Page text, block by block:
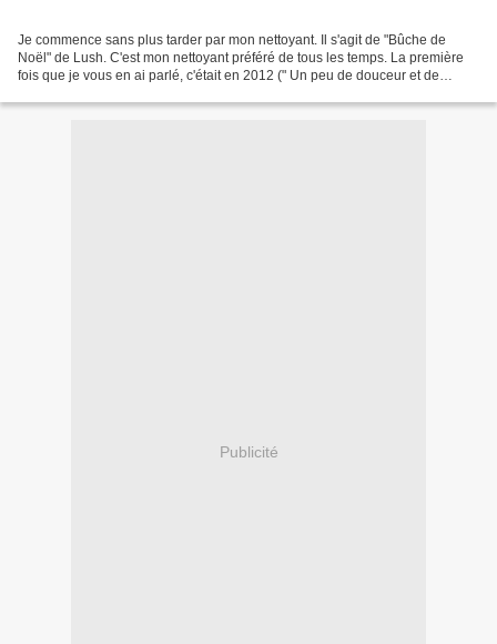
Je commence sans plus tarder par mon nettoyant. Il s'agit de "Bûche de
Noël" de Lush. C'est mon nettoyant préféré de tous les temps. La première
fois que je vous en ai parlé, c'était en 2012 (" Un peu de douceur et de
Publicité